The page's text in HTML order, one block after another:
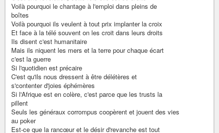
Voilà pourquoi le chantage à l'emploi dans pleins de
boîtes
Voilà pourquoi ils veulent à tout prix implanter la croix
Et face à la télé souvent on les croit dans leurs droits
Ils disent c'est humanitaire
Mais ils niquent les mers et la terre pour chaque écart
c'est la guerre
Si l'quotidien est précaire
C'est qu'ils nous dressent à être délétères et
s'contenter d'joies éphémères
Si l'Afrique est en colère, c'est parce que les trusts la
pillent
Seuls les généraux corrompus coopèrent et jouent des vies
au poker
Est-ce que la rancœur et le désir d'revanche est tout